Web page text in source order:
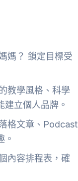
媽？ 鎖定目標受
教學風格、科學
立個人品牌。
格文章、Podcast
。
內容排程表，確